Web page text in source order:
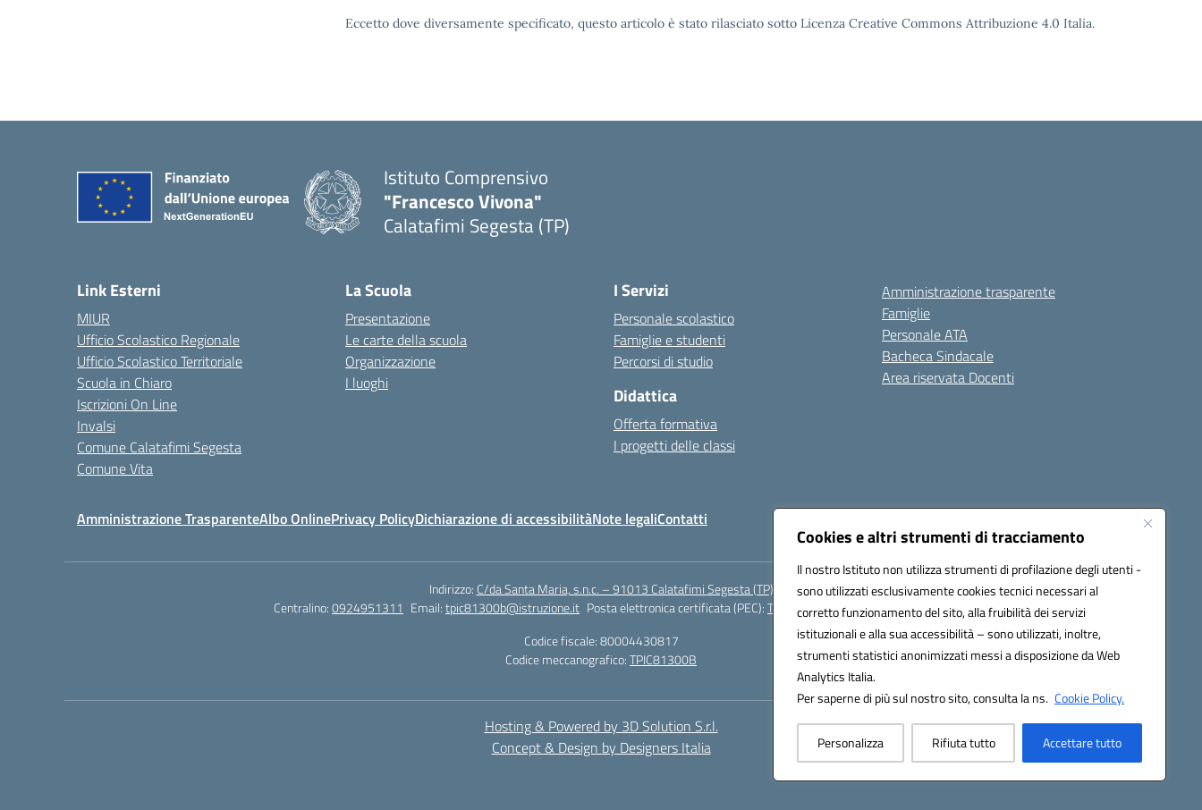
Cookies e altri strumenti di tracciamento
Il nostro Istituto non utilizza strumenti di profilazione degli utenti -
sono utilizzati esclusivamente cookies tecnici necessari al
corretto funzionamento del sito, alla fruibilità dei servizi
istituzionali e alla sua accessibilità – sono utilizzati, inoltre,
strumenti statistici anonimizzati messi a disposizione da Web
Analytics Italia.
Per saperne di più sul nostro sito, consulta la ns. Cookie Policy.
Personalizza Rifiuta tutto Accettare tutto
Eccetto dove diversamente specificato, questo articolo è stato rilasciato sotto Licenza Creative Commons Attribuzione 4.0 Italia.
Istituto Comprensivo
"Francesco Vivona"
Calatafimi Segesta (TP)
Link Esterni
MIUR
Ufficio Scolastico Regionale
Ufficio Scolastico Territoriale
Scuola in Chiaro
Iscrizioni On Line
Invalsi
Comune Calatafimi Segesta
Comune Vita
La Scuola
Presentazione
Le carte della scuola
Organizzazione
I luoghi
I Servizi
Personale scolastico
Famiglie e studenti
Percorsi di studio
Didattica
Offerta formativa
I progetti delle classi
Amministrazione trasparente
Famiglie
Personale ATA
Bacheca Sindacale
Area riservata Docenti
Amministrazione TrasparenteAlbo OnlinePrivacy PolicyDichiarazione di accessibilitàNote legaliContatti
Indirizzo: C/da Santa Maria, s.n.c. – 91013 Calatafimi Segesta (TP)
Centralino:0924951311 Email:tpic81300b@istruzione.it Posta elettronica certificata (PEC):TPIC81300B@pec.istruzione.it
Codice fiscale: 80004430817
Codice meccanografico:TPIC81300B
Hosting & Powered by 3D Solution S.r.l.
Concept & Design by Designers Italia